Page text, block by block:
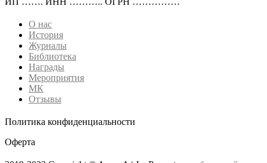
О нас
История
Журналы
Библиотека
Награды
Мероприятия
МК
Отзывы
Политика конфиденциальности
Оферта